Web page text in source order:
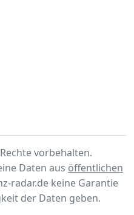
vorbehalten.
Daten aus öffentlichen
radar.de keine Garantie
der Daten geben.